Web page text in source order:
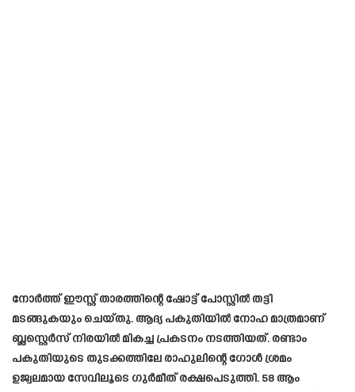
നോർത്ത് ഈസ്റ്റ് താരത്തിന്റെ ഷോട്ട് പോസ്റ്റിൽ തട്ടി
മടങ്ങുകയും ചെയ്തു. ആദ്യ പകുതിയിൽ നോഹ മാത്രമാണ്
ബ്ലസ്റ്റെർസ് നിരയിൽ മികച്ച പ്രകടനം നടത്തിയത്. രണ്ടാം
പകുതിയുടെ തുടക്കത്തിലേ രാഹുലിന്റെ ഗോൾ ശ്രമം
ഉജ്വലമായ സേവിലൂടെ ഗുർമീത് രക്ഷപെടുത്തി. 58 ആം